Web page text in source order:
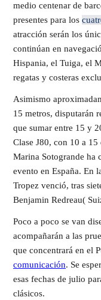
medio centenar de
presentes para los
atracción serán los
continúan en
Hispania, el Tuiga, el
regatas y costeras
Asimismo
15 metros, disputarán
que sumar entre 15 y
Clase J80, con 10 a 15
Marina Sotogrande ha
evento en España. En
Tropez venció, tras
Benjamin Redreau(
Poco a poco se van
acompañarán a las
que concentrará en el
comunicación. Se
esas fechas de julio
clásicos.